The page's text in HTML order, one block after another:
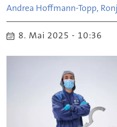
Andrea Hoffmann-Topp,
8. Mai 2025 - 10:36